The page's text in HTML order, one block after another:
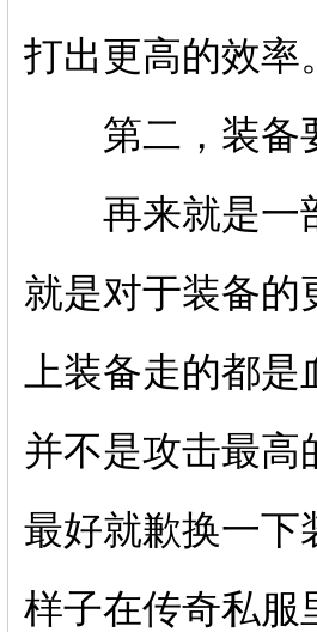
打出更高的效率。
第二，装备要
再来就是一部
就是对于装备的
上装备走的都
并不是攻击最高
最好就歉换一下
样子在传奇私服